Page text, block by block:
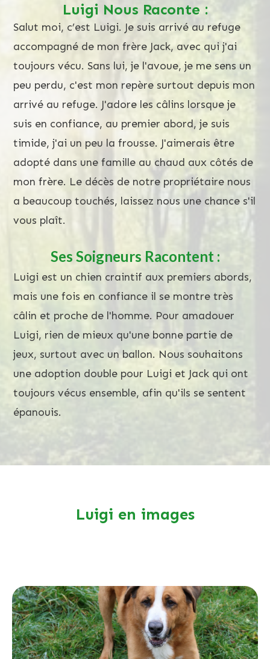
Luigi Nous Raconte :
Salut moi, c’est Luigi. Je suis arrivé au refuge
accompagné de mon frère Jack, avec qui j'ai
toujours vécu. Sans lui, je l'avoue, je me sens un
peu perdu, c'est mon repère surtout depuis mon
arrivé au refuge. J'adore les câlins lorsque je
suis en confiance, au premier abord, je suis
timide, j'ai un peu la frousse. J'aimerais être
adopté dans une famille au chaud aux côtés de
mon frère. Le décès de notre propriétaire nous
a beaucoup touchés, laissez nous une chance s'il
vous plaît.
Ses Soigneurs Racontent :
Luigi est un chien craintif aux premiers abords,
mais une fois en confiance il se montre très
câlin et proche de l'homme. Pour amadouer
Luigi, rien de mieux qu'une bonne partie de
jeux, surtout avec un ballon. Nous souhaitons
une adoption double pour Luigi et Jack qui ont
toujours vécus ensemble, afin qu'ils se sentent
épanouis.
Luigi en images